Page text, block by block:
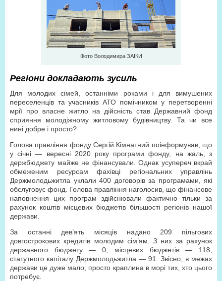
Фото Володимира ЗАЇКИ
Регіони докладають зусиль
Для молодих сімей, останніми роками і для вимушених
переселенців та учасників АТО помічником у перетворенні
мрії про власне житло на дійсність став Державний фонд
сприяння молодіжному житловому будівництву. Та чи все
нині добре і просто?
Голова правління фонду Сергій Кімнатний поінформував, що
у січні — вересні 2020 року програми фонду, на жаль, з
держбюджету майже не фінансували. Однак усупереч вкрай
обмеженим ресурсам фахівці регіональних управлінь
Держмолодьжитла уклали 400 договорів за програмами, які
обслуговує фонд. Голова правління наголосив, що фінансове
наповнення цих програм здійснювали фактично тільки за
рахунок коштів місцевих бюджетів більшості регіонів нашої
держави.
За останні дев’ять місяців надано 209 пільгових
довгострокових кредитів молодим сім’ям. З них за рахунок
державного бюджету — 0, місцевих бюджетів — 118,
статутного капіталу Держмолодьжитла — 91. Звісно, в межах
держави це дуже мало, просто краплина в морі тих, хто цього
потребує.